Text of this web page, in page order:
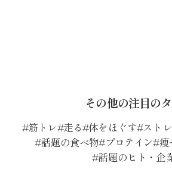
その他の注目の
筋トレ 走る 体をほぐす スト
話題の食べ物 プロテイン 痩
話題のヒト・企